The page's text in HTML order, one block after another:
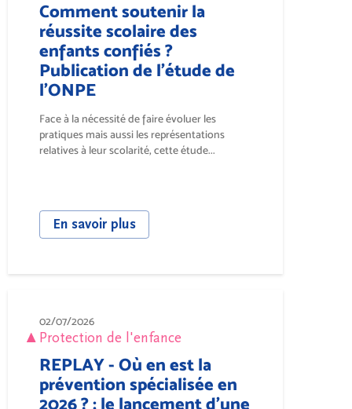
Comment soutenir la
réussite scolaire des
enfants confiés ?
Publication de l’étude de
l’ONPE
Face à la nécessité de faire évoluer les
pratiques mais aussi les représentations
relatives à leur scolarité, cette étude...
En savoir plus
02/07/2026
Protection de l'enfance
REPLAY - Où en est la
prévention spécialisée en
2026 ? : le lancement d’une